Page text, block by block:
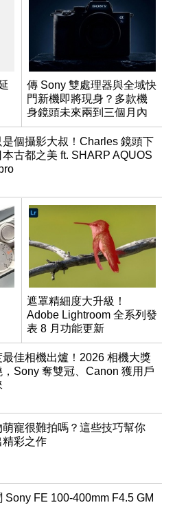
傳 Sony 雙處理器與全域快
門新機即將現身？多款機
身鏡頭未來兩到三個月內
有望登場
是個攝影大叔！Charles 鏡頭下
本古都之美 ft. SHARP AQUOS
遮罩精細度大升級！
Adobe Lightroom 全系列發
表 8 月功能更新
最佳相機出爐！2026 相機大獎
，Sony 奪雙冠、Canon 獲用戶
萌寵很難拍嗎？這些技巧幫你
精彩之作
Sony FE 100-400mm F4.5 GM